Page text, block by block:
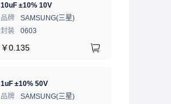
10uF ±10% 10V
品牌
SAMSUNG(三星)
封装
0603
￥0.135
1uF ±10% 50V
品牌
SAMSUNG(三星)